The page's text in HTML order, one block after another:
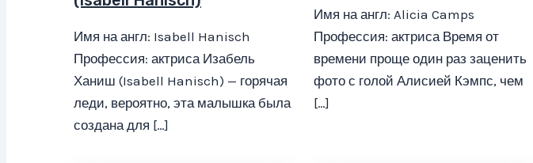
Имя на англ: Isabell Hanisch
Профессия: актриса Изабель
Ханиш (Isabell Hanisch) — горячая
леди, вероятно, эта малышка была
создана для […]
Имя на англ: Alicia Camps
Профессия: актриса Время от
времени проще один раз заценить
фото с голой Алисией Кэмпс, чем
[…]